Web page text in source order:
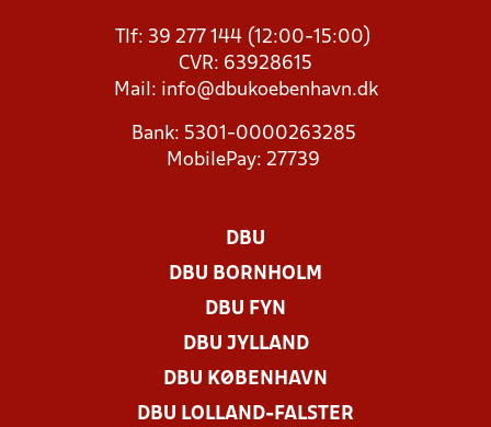
Tlf: 39 277 144 (12:00-15:00)
CVR: 63928615
Mail: info@dbukoebenhavn.dk
Bank: 5301-0000263285
MobilePay: 27739
DBU
DBU BORNHOLM
DBU FYN
DBU JYLLAND
DBU KØBENHAVN
DBU LOLLAND-FALSTER